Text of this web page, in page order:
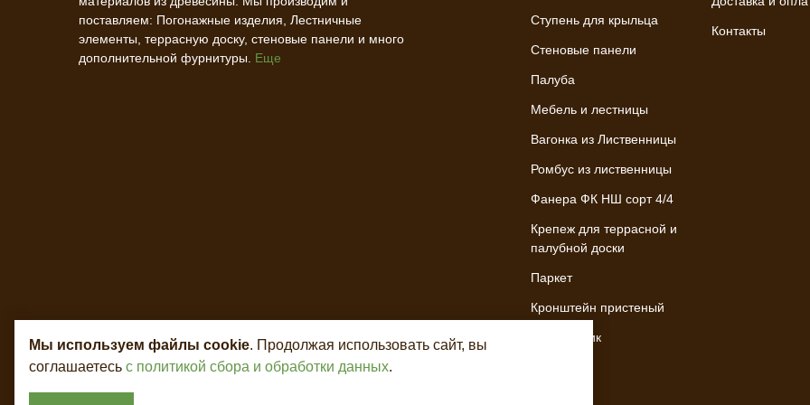
поставляем: Погонажные изделия, Лестничные
элементы, террасную доску, стеновые панели и много
дополнительной фурнитуры. Еще
Ступень для крыльца
Стеновые панели
Палуба
Мебель и лестницы
Вагонка из Лиственницы
Ромбус из лиственницы
Фанера ФК НШ сорт 4/4
Крепеж для террасной и
палубной доски
Паркет
Кронштейн пристеный
Подоконник
Контакты
Мы используем файлы cookie. Продолжая использовать сайт, вы
соглашаетесь с политикой сбора и обработки данных.